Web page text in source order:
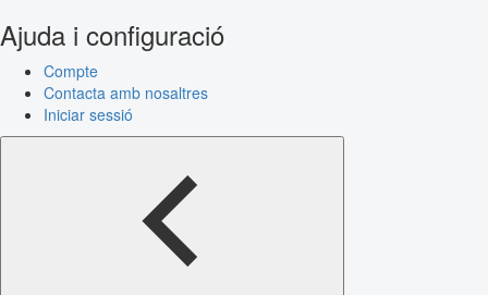
Ajuda i configuració
Compte
Contacta amb nosaltres
Iniciar sessió